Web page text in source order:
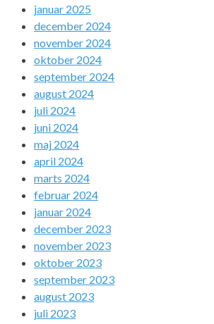
januar 2025
december 2024
november 2024
oktober 2024
september 2024
august 2024
juli 2024
juni 2024
maj 2024
april 2024
marts 2024
februar 2024
januar 2024
december 2023
november 2023
oktober 2023
september 2023
august 2023
juli 2023